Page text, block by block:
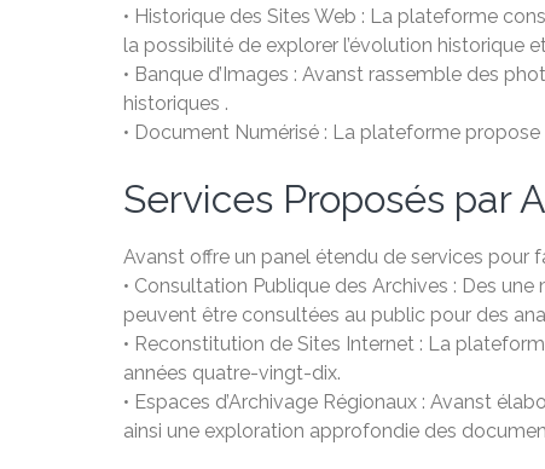
• Historique des Sites Web : La plateforme
la possibilité de explorer l’évolution historique
• Banque d’Images : Avanst rassemble des
historiques .
• Document Numérisé : La plateforme
Services Proposés par
Avanst offre un panel étendu de services pour
• Consultation Publique des Archives : Des
peuvent être consultées au public pour des
• Reconstitution de Sites Internet : La
années quatre-vingt-dix.
• Espaces d’Archivage Régionaux : Avanst
ainsi une exploration approfondie des